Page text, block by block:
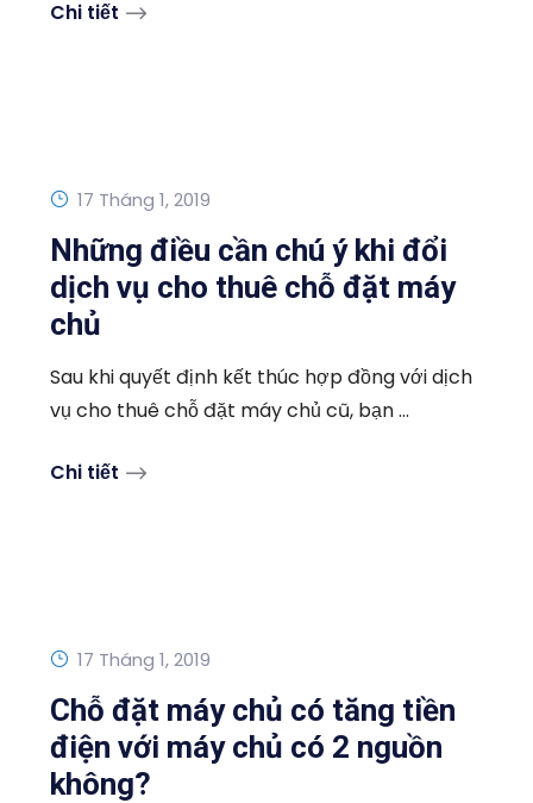
Chi tiết
17 Tháng 1, 2019
Những điều cần chú ý khi đổi
dịch vụ cho thuê chỗ đặt máy
chủ
Sau khi quyết định kết thúc hợp đồng với dịch
vụ cho thuê chỗ đặt máy chủ cũ, bạn ...
Chi tiết
17 Tháng 1, 2019
Chỗ đặt máy chủ có tăng tiền
điện với máy chủ có 2 nguồn
không?